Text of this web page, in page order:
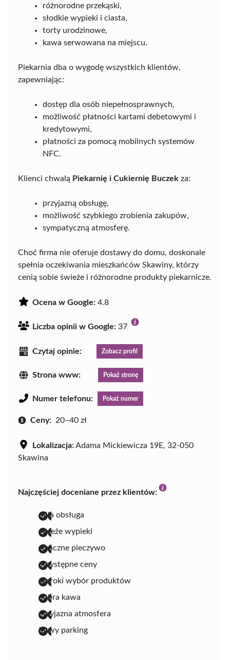
różnorodne przekąski,
słodkie wypieki i ciasta,
torty urodzinowe,
kawa serwowana na miejscu.
Piekarnia dba o wygodę wszystkich klientów,
zapewniając:
dostęp dla osób niepełnosprawnych,
możliwość płatności kartami debetowymi i
kredytowymi,
płatności za pomocą mobilnych systemów
NFC.
Klienci chwalą Piekarnię i Cukiernię Buczek za:
przyjazną obsługę,
możliwość szybkiego zrobienia zakupów,
sympatyczną atmosferę.
Choć firma nie oferuje dostawy do domu, doskonale
spełnia oczekiwania mieszkańców Skawiny, którzy
cenią sobie świeże i różnorodne produkty piekarnicze.
Ocena w Google: 4.8
Liczba opinii w Google: 37
Czytaj opinie: Zobacz profil
Strona www: Pokaż stronę
Numer telefonu: Pokaż numer
Ceny: 20–40 zł
Lokalizacja:Adama Mickiewicza 19E, 32-050
Skawina
Najczęściej doceniane przez klientów:
miła obsługa
świeże wypieki
smaczne pieczywo
przystępne ceny
szeroki wybór produktów
dobra kawa
przyjazna atmosfera
łatwy parking